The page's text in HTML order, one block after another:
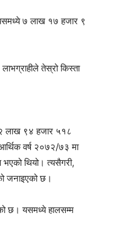
७ लाख १७ हजार ९
तेस्रो किस्ता
लाख ९४ हजार ५१८
वर्ष २०७२/७३ मा
थियो। त्यसैगरी,
जनाइएको छ।
छ। यसमध्ये हालसम्म